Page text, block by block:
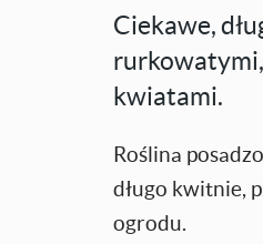
Ciekawe,
kwiatami.
Roślina
długo kwitnie,
ogrodu.